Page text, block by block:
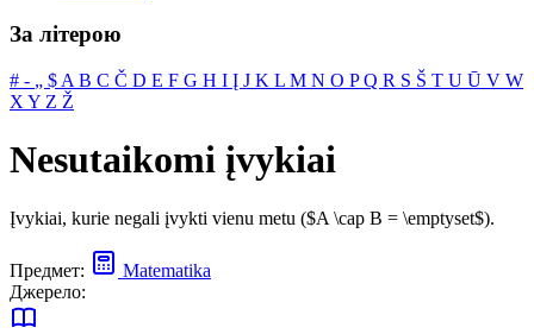
За літерою
# ‐ „ $ A B C Č D E F G H I Į J K L M N O PQ R S Š T U Ū V W
X Y Z Ž
Nesutaikomi įvykiai
Įvykiai, kurie negali įvykti vienu metu ($A \cap B = \emptyset$).
Предмет:
Matematika
Джерело: